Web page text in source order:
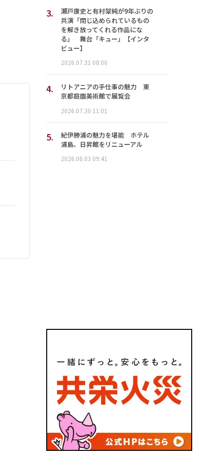
3.
瀬戸康史と有村架純が9年ぶりの
共演「閉じ込められているもの
を解き放ってくれる作品にな
る」 舞台「キュー」【インタ
ビュー】
2026.07.31 08:00
4.
リトアニアの手仕事の魅力 東
京都庭園美術館で展覧会
2026.07.30 11:01
5.
紀伊勝浦の魅力を堪能 ホテル
浦島、日昇館をリニューアル
2026.08.03 09:41